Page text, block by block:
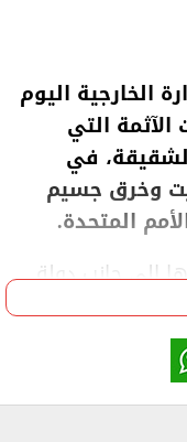
الخارجية اليوم
التي
في
وخرق جسيم
المتحدة.
إلى جانب دولة
السافرة
مواطنيها، مشددة
دولة
جزء لا يتجزأ من